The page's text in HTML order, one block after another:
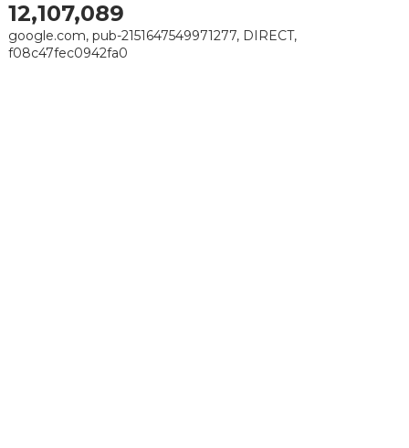
12,107,089
google.com, pub-2151647549971277, DIRECT,
f08c47fec0942fa0